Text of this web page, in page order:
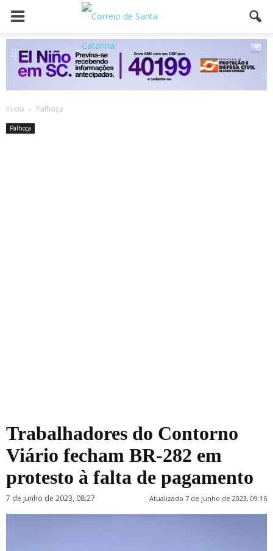
Inicio Palhoça
Palhoça
Trabalhadores do Contorno
Viário fecham BR-282 em
protesto à falta de pagamento
7 de junho de 2023, 08:27 Atualizado 7 de junho de 2023, 09:16